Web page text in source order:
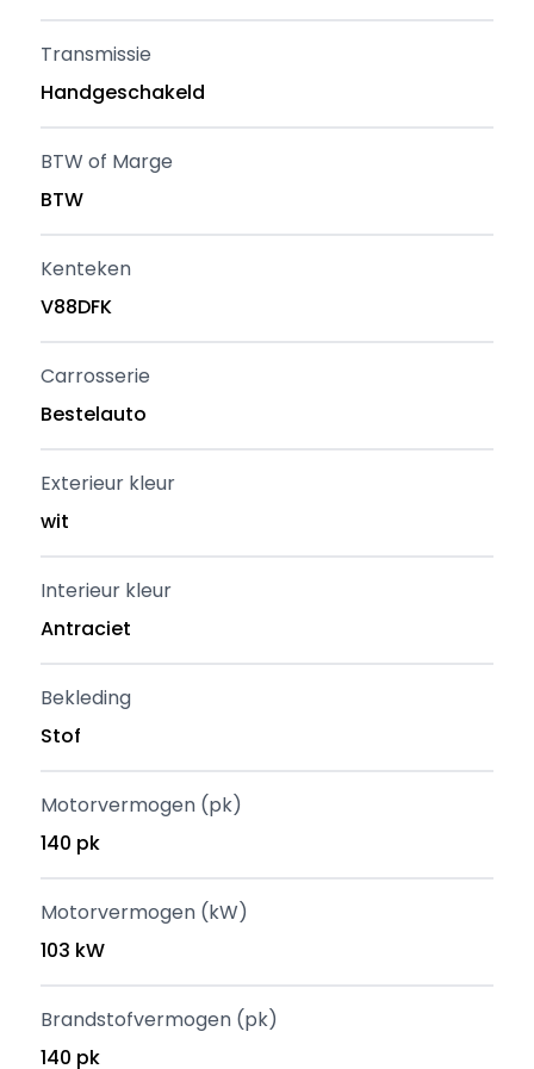
Transmissie
Handgeschakeld
BTW of Marge
BTW
Kenteken
V88DFK
Carrosserie
Bestelauto
Exterieur kleur
wit
Interieur kleur
Antraciet
Bekleding
Stof
Motorvermogen (pk)
140 pk
Motorvermogen (kW)
103 kW
Brandstofvermogen (pk)
140 pk